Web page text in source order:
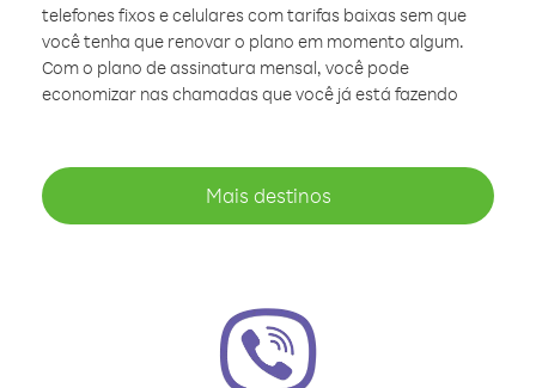
telefones fixos e celulares com tarifas baixas sem que
você tenha que renovar o plano em momento algum.
Com o plano de assinatura mensal, você pode
economizar nas chamadas que você já está fazendo
Mais destinos